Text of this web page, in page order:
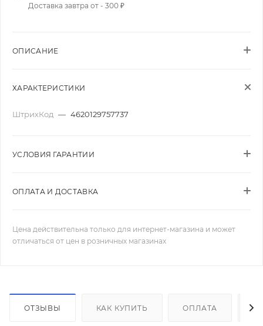
Доставка завтра от - 300 ₽
ОПИСАНИЕ
ХАРАКТЕРИСТИКИ
ШтрихКод — 4620129757737
УСЛОВИЯ ГАРАНТИИ
ОПЛАТА И ДОСТАВКА
Цена действительна только для интернет-магазина и может
отличаться от цен в розничных магазинах
ОТЗЫВЫ КАК КУПИТЬ ОПЛАТА